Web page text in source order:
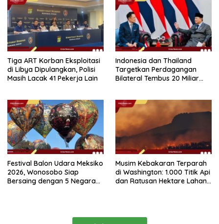
Tiga ART Korban Eksploitasi
di Libya Dipulangkan, Polisi
Masih Lacak 41 Pekerja Lain
Indonesia dan Thailand
Targetkan Perdagangan
Bilateral Tembus 20 Miliar
Festival Balon Udara Meksiko
2026, Wonosobo Siap
Bersaing dengan 5 Negara
Musim Kebakaran Terparah
di Washington: 1.000 Titik Api
dan Ratusan Hektare Lahan